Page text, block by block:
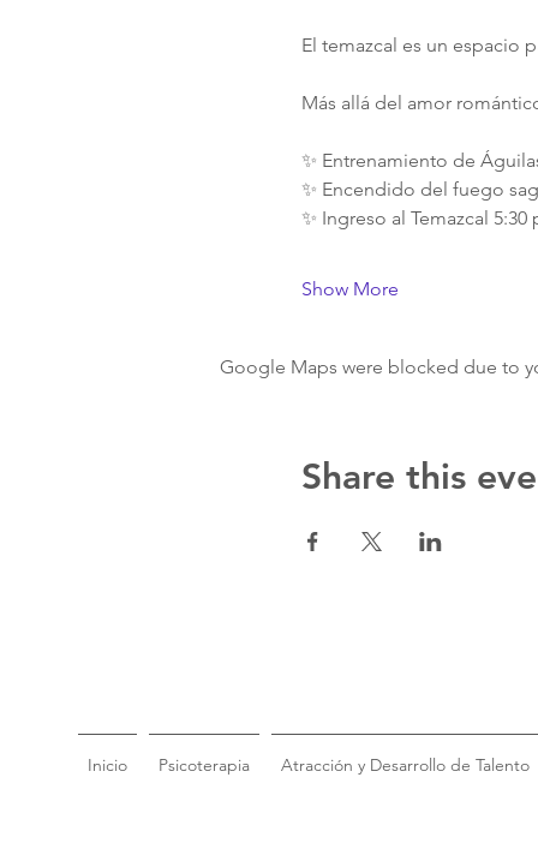
El temazcal es un espacio
Más allá del amor
✨ Entrenamiento de
✨ Encendido del fuego
✨ Ingreso al Temazcal 5:30
Show More
Google Maps were blocked due to
Share this
Inicio Psicoterapia Atracción y Desarrollo de Talento